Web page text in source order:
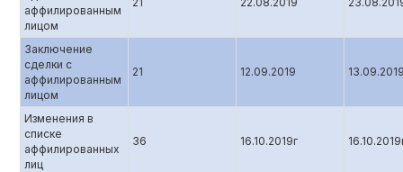
аффилированным
лицом
Заключение
сделки с
аффилированным
лицом
21 12.09.2019
Изменения в
списке
аффилированных
лиц
36 16.10.2019г